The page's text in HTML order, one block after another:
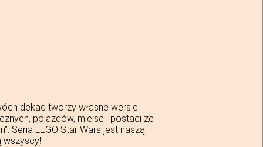
dekad tworzy własne wersje
pojazdów, miejsc i postaci ze
Seria LEGO Star Wars jest naszą
wszyscy!